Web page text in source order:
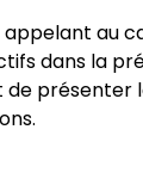
appelant au
dans la
de présenter